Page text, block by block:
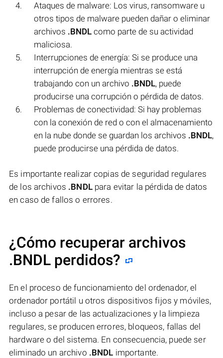
Ataques de malware: Los virus, ransomware u
otros tipos de malware pueden dañar o eliminar
archivos .BNDL como parte de su actividad
maliciosa.
Interrupciones de energía: Si se produce una
interrupción de energía mientras se está
trabajando con un archivo .BNDL, puede
producirse una corrupción o pérdida de datos.
Problemas de conectividad: Si hay problemas
con la conexión de red o con el almacenamiento
en la nube donde se guardan los archivos .BNDL,
puede producirse una pérdida de datos.
Es importante realizar copias de seguridad regulares
de los archivos .BNDLpara evitar la pérdida de datos
en caso de fallos o errores.
¿Cómo recuperar archivos
.BNDL perdidos?
En el proceso de funcionamiento del ordenador, el
ordenador portátil u otros dispositivos fijos y móviles,
incluso a pesar de las actualizaciones y la limpieza
regulares, se producen errores, bloqueos, fallas del
hardware o del sistema. En consecuencia, puede ser
eliminado un archivo .BNDL importante.